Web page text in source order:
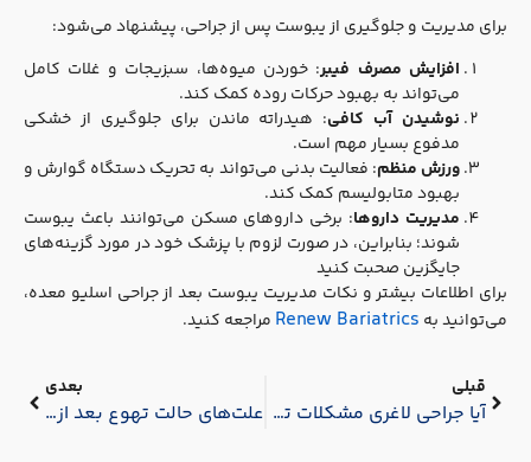
برای مدیریت و جلوگیری از یبوست پس از جراحی، پیشنهاد می‌شود:
افزایش مصرف فیبر: خوردن میوه‌ها، سبزیجات و غلات کامل
می‌تواند به بهبود حرکات روده کمک کند.
نوشیدن آب کافی: هیدراته ماندن برای جلوگیری از خشکی
مدفوع بسیار مهم است.
ورزش منظم: فعالیت بدنی می‌تواند به تحریک دستگاه گوارش و
بهبود متابولیسم کمک کند.
مدیریت داروها: برخی داروهای مسکن می‌توانند باعث یبوست
شوند؛ بنابراین، در صورت لزوم با پزشک خود در مورد گزینه‌های
جایگزین صحبت کنید​
برای اطلاعات بیشتر و نکات مدیریت یبوست بعد از جراحی اسلیو معده،
می‌توانید بهRenew Bariatricsمراجعه کنید.
قبلی
آیا جراحی لاغری مشکلات تیروئید را کاهش می‌دهد؟
بعدی
علت‌های حالت تهوع بعد از جراحی لاغری و راه‌های درمان آن